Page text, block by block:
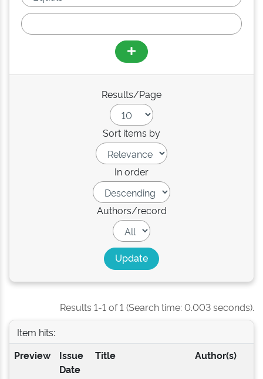
Results/Page
Sort items by
In order
Authors/record
Results 1-1 of 1 (Search time: 0.003 seconds).
Item hits:
Preview
Issue
Date
Title Author(s)